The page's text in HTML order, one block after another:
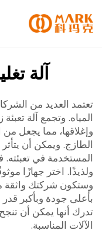
آلة
العديد من الشركات على
وتجمع آلة تعبئة
مما يجعل من
ويمكن أن يتأثر سلوك
في تعبئته.
شركتك واثقة من بذل
جودة وبأكبر قدر من
أنها يمكن أن تنجح في
المناسبة.